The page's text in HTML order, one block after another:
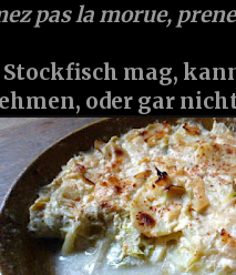
pas la morue,
mag,
oder gar